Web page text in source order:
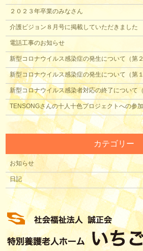
２０２３年卒業のみなさん
介護ビジョン８月号に掲載していただきました
電話工事のお知らせ
新型コロナウイルス感染症の発生について（第２
新型コロナウイルス感染症の発生について（第１
新型コロナウイルス感染者対応の終了について
TENSONGさんの十人十色プロジェクトへの参加
カテゴリー
お知らせ
日記